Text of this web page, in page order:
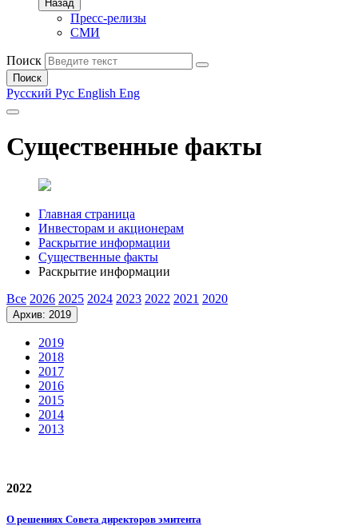
Назад
Пресс-релизы
СМИ
Поиск
Поиск
Русский Рус English Eng
Существенные факты
Главная страница
Инвесторам и акционерам
Раскрытие информации
Существенные факты
Раскрытие информации
Все 2026 2025 2024 2023 2022 2021 2020
Архив: 2019
2019
2018
2017
2016
2015
2014
2013
2022
О решениях Совета директоров эмитента